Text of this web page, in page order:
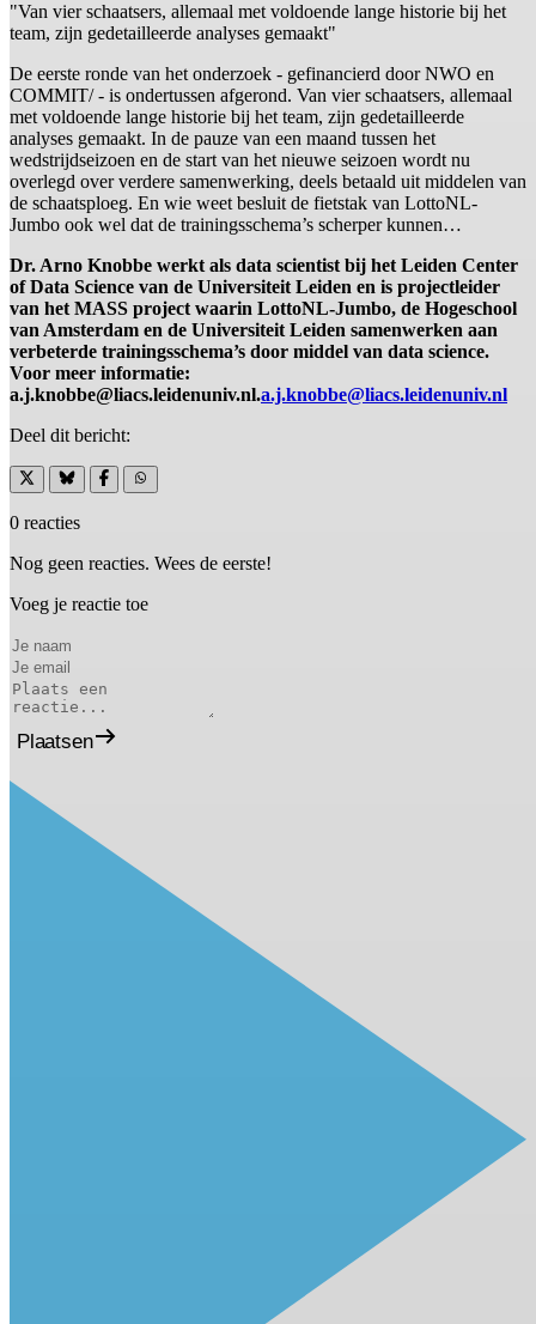
"Van vier schaatsers, allemaal met voldoende lange historie bij het
team, zijn gedetailleerde analyses gemaakt"
De eerste ronde van het onderzoek - gefinancierd door NWO en
COMMIT/ - is ondertussen afgerond. Van vier schaatsers, allemaal
met voldoende lange historie bij het team, zijn gedetailleerde
analyses gemaakt. In de pauze van een maand tussen het
wedstrijdseizoen en de start van het nieuwe seizoen wordt nu
overlegd over verdere samenwerking, deels betaald uit middelen van
de schaatsploeg. En wie weet besluit de fietstak van LottoNL-
Jumbo ook wel dat de trainingsschema’s scherper kunnen…
Dr. Arno Knobbe werkt als data scientist bij het Leiden Center
of Data Science van de Universiteit Leiden en is projectleider
van het MASS project waarin LottoNL-Jumbo, de Hogeschool
van Amsterdam en de Universiteit Leiden samenwerken aan
verbeterde trainingsschema’s door middel van data science.
Voor meer informatie:
a.j.knobbe@liacs.leidenuniv.nl.a.j.knobbe@liacs.leidenuniv.nl
Deel dit bericht:
0 reacties
Nog geen reacties. Wees de eerste!
Voeg je reactie toe
Plaatsen